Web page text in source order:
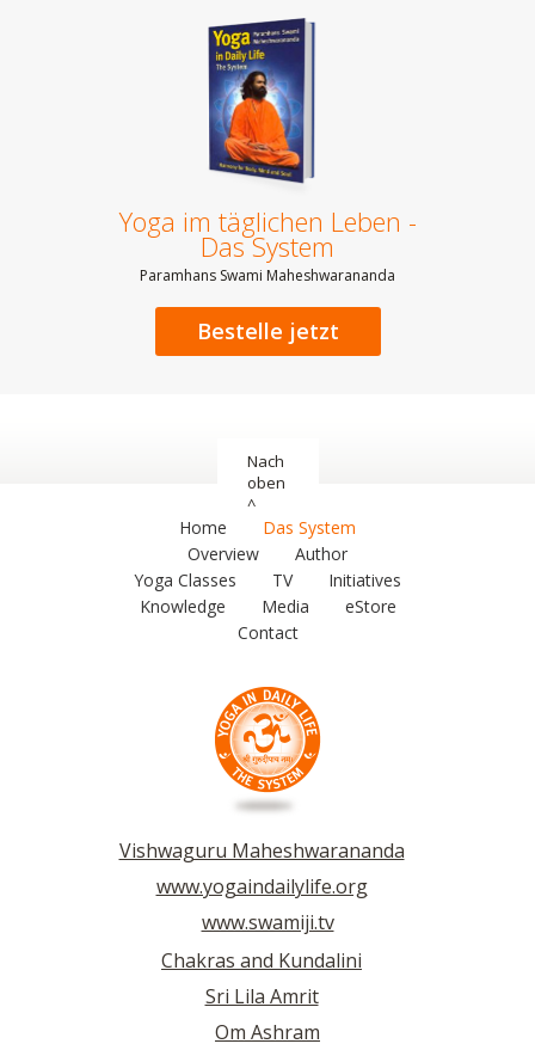
Yoga im täglichen Leben -
Das System
Paramhans Swami Maheshwarananda
Bestelle jetzt
Nach
oben
^
Home
Das System
Overview
Author
Yoga Classes
TV
Initiatives
Knowledge
Media
eStore
Contact
Vishwaguru Maheshwarananda
www.yogaindailylife.org
www.swamiji.tv
Chakras and Kundalini
Sri Lila Amrit
Om Ashram